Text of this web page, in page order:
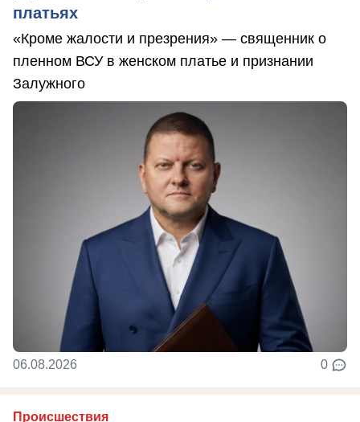
платьях
«Кроме жалости и презрения» — священник о
пленном ВСУ в женском платье и признании
Залужного
06.08.2026 0
Происшествия